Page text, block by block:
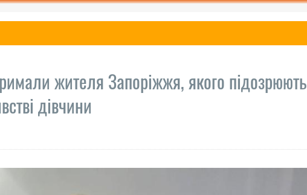
жителя Запоріжжя, якого підозрюють
дівчини